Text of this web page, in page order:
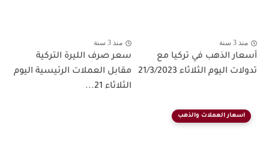
منذ 3 سنة
أسعار الذهب في تركيا مع
تدولات اليوم الثلاثاء 21/3/2023
منذ 3 سنة
سعر صرف الليرة التركية
مقابل العملات الرئيسية اليوم
الثلاثاء 21...
اسعار العملات والذهب